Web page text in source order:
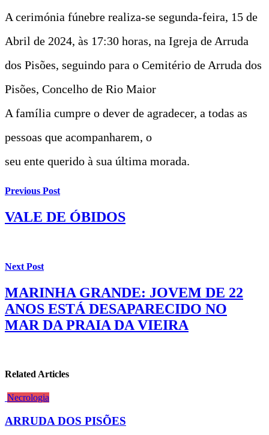
A cerimónia fúnebre realiza-se segunda-feira, 15 de
Abril de 2024, às 17:30 horas, na Igreja de Arruda
dos Pisões, seguindo para o Cemitério de Arruda dos
Pisões, Concelho de Rio Maior
A família cumpre o dever de agradecer, a todas as
pessoas que acompanharem, o
seu ente querido à sua última morada.
Previous Post
VALE DE ÓBIDOS
Next Post
MARINHA GRANDE: JOVEM DE 22
ANOS ESTÁ DESAPARECIDO NO
MAR DA PRAIA DA VIEIRA
Related Articles
Necrologia
ARRUDA DOS PISÕES